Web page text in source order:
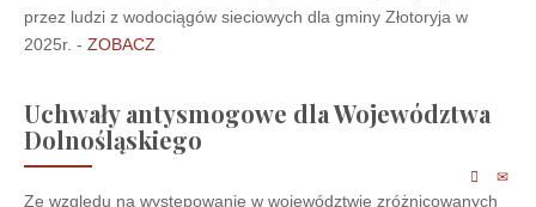
przez ludzi z wodociągów sieciowych dla gminy Złotoryja w
2025r. - ZOBACZ
Uchwały antysmogowe dla Województwa
Dolnośląskiego
Ze względu na występowanie w województwie zróżnicowanych